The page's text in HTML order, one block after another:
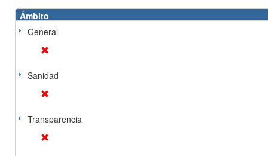
Ámbito
General
Sanidad
Transparencia